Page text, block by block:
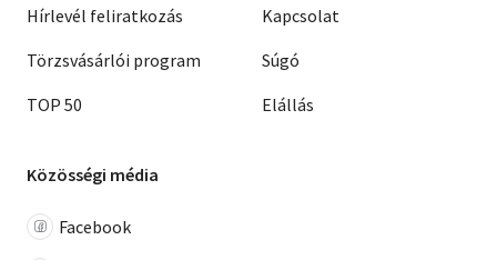
Hírlevél feliratkozás
Törzsvásárlói program
TOP 50
Kapcsolat
Súgó
Elállás
Közösségi média
Facebook